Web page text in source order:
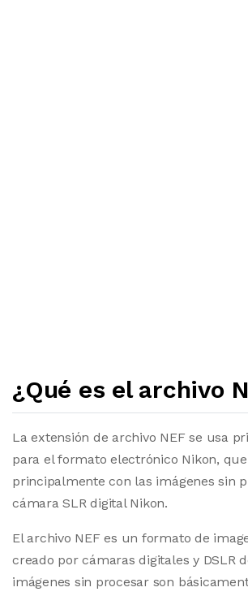
¿Qué es el archivo
La extensión de archivo NEF se usa
para el formato electrónico Nikon,
principalmente con las imágenes sin
cámara SLR digital Nikon.
El archivo NEF es un formato de
creado por cámaras digitales y DSLR
imágenes sin procesar son